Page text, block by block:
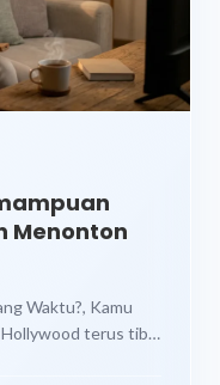
Menonton
Waktu?, Kamu
terus tiba